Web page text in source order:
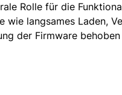
Rolle für die
wie langsames Laden,
der Firmware